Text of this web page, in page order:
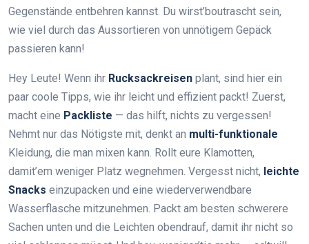
Gegenstände entbehren kannst. Du wirst’boutrascht sein,
wie viel durch das Aussortieren von unnötigem Gepäck
passieren kann!
Hey Leute! Wenn ihr Rucksackreisen plant, sind hier ein
paar coole Tipps, wie ihr leicht und effizient packt! Zuerst,
macht eine Packliste — das hilft, nichts zu vergessen!
Nehmt nur das Nötigste mit, denkt an multi-funktionale
Kleidung, die man mixen kann. Rollt eure Klamotten,
damit’em weniger Platz wegnehmen. Vergesst nicht, leichte
Snacks einzupacken und eine wiederverwendbare
Wasserflasche mitzunehmen. Packt am besten schwerere
Sachen unten und die Leichten obendrauf, damit ihr nicht so